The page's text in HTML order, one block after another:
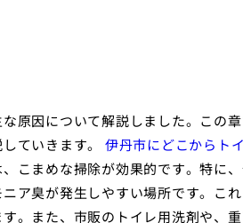
原因について解説しました。この
ていきます。 伊丹市にどこからト
こまめな掃除が効果的です。特に
ア臭が発生しやすい場所です。こ
。また、市販のトイレ用洗剤や、